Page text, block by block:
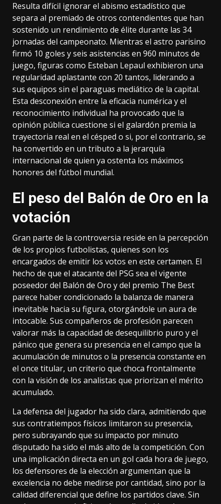
Resulta difícil ignorar el abismo estadístico que
separa al premiado de otros contendientes que han
sostenido un rendimiento de élite durante las 34
jornadas del campeonato. Mientras el astro parisino
firmó 10 goles y seis asistencias en 960 minutos de
juego, figuras como Esteban Lepaul exhibieron una
regularidad aplastante con 20 tantos, liderando a
sus equipos sin el paraguas mediático de la capital.
Esta desconexión entre la eficacia numérica y el
reconocimiento individual ha provocado que la
opinión pública cuestione si el galardón premia la
trayectoria real en el césped o si, por el contrario, se
ha convertido en un tributo a la jerarquía
internacional de quien ya ostenta los máximos
honores del fútbol mundial.
El peso del Balón de Oro en la
votación
Gran parte de la controversia reside en la percepción
de los propios futbolistas, quienes son los
encargados de emitir los votos en este certamen. El
hecho de que el atacante del PSG sea el vigente
poseedor del Balón de Oro y del premio The Best
parece haber condicionado la balanza de manera
inevitable hacia su figura, otorgándole un aura de
intocable. Sus compañeros de profesión parecen
valorar más la capacidad de desequilibrio puro y el
pánico que genera su presencia en el campo que la
acumulación de minutos o la presencia constante en
el once titular, un criterio que choca frontalmente
con la visión de los analistas que priorizan el mérito
acumulado.
La defensa del jugador ha sido clara, admitiendo que
sus contratiempos físicos limitaron su presencia,
pero subrayando que su impacto por minuto
disputado ha sido el más alto de la competición. Con
una implicación directa en un gol cada hora de juego,
los defensores de la elección argumentan que la
excelencia no debe medirse por cantidad, sino por la
calidad diferencial que define los partidos clave. Sin